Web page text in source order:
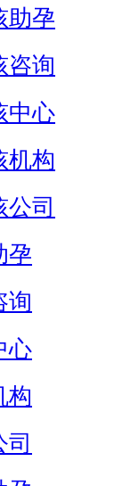
助孕
咨询
中心
机构
公司
孕
询
心
构